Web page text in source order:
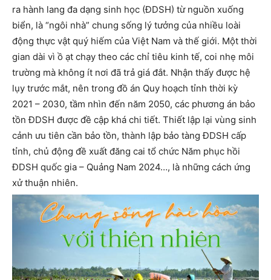
ra hành lang đa dạng sinh học (ĐDSH) từ nguồn xuống
biển, là “ngôi nhà” chung sống lý tưởng của nhiều loài
động thực vật quý hiếm của Việt Nam và thế giới. Một thời
gian dài vì ồ ạt chạy theo các chỉ tiêu kinh tế, coi nhẹ môi
trường mà không ít nơi đã trả giá đắt. Nhận thấy được hệ
lụy trước mắt, nên trong đồ án Quy hoạch tỉnh thời kỳ
2021 – 2030, tầm nhìn đến năm 2050, các phương án bảo
tồn ĐDSH được đề cập khá chi tiết. Thiết lập lại vùng sinh
cảnh ưu tiên cần bảo tồn, thành lập bảo tàng ĐDSH cấp
tỉnh, chủ động đề xuất đăng cai tổ chức Năm phục hồi
ĐDSH quốc gia – Quảng Nam 2024…, là những cách ứng
xử thuận nhiên.